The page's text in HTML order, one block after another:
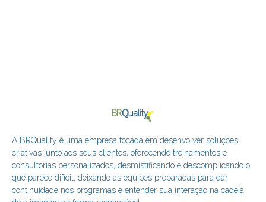
A BRQuality é uma empresa focada em desenvolver soluções
criativas junto aos seus clientes, oferecendo treinamentos e
consultorias personalizados, desmistificando e descomplicando o
que parece difícil, deixando as equipes preparadas para dar
continuidade nos programas e entender sua interação na cadeia